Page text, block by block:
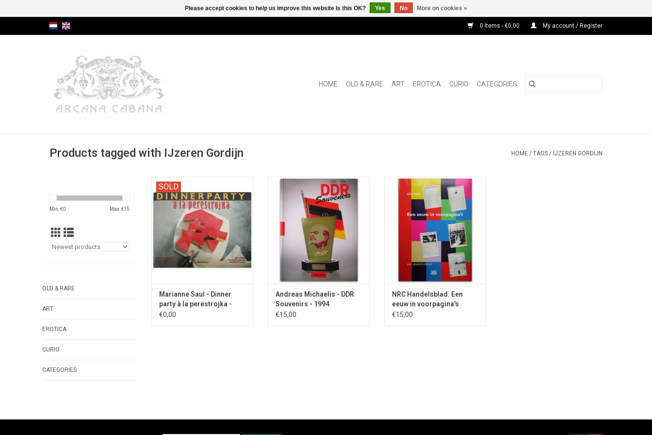
0 Items - €0,00 My account / Register
HOME OLD & RARE ART EROTICA CURIO CATEGORIES
Products tagged with IJzeren Gordijn HOME / TAGS / IJZEREN GORDIJN
Min: €0 Max: €15
OLD & RARE
ART
EROTICA
CURIO
CATEGORIES
SOLD
"Een culinair draaiboek voor een
Russische avond".
Marianne Saul - Dinner
party à la perestrojka -
1990
€0,00
Catalogue of the collection of
East German communist
curiosities of the Deutschen
Historischen Museum in Berlin.
ADD TO CART
Andreas Michaelis - DDR
Souvenirs - 1994
€15,00
100 reproductions of frontpages
from the 'Nieuwe Rotterdamsche
Courant' 1900-1999.
ADD TO CART
NRC Handelsblad. Een
eeuw in voorpagina's
1900-1999
€15,00
Please accept cookies to help us improve this website Is this OK? Yes No More on cookies »